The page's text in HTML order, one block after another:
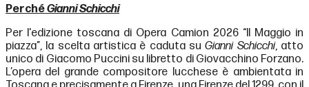
PerchéGianni Schicchi
Per l'edizione toscana di Opera Camion 2026 “Il Maggio in
piazza”, la scelta artistica è caduta suGianni Schicchi, atto
unico di Giacomo Puccini su libretto di Giovacchino Forzano.
L’opera del grande compositore lucchese è ambientata in